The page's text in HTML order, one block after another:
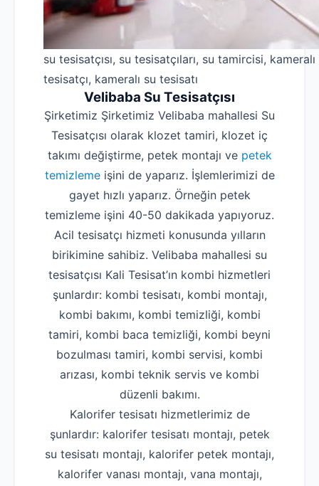
su tesisatçısı, su tesisatçıları, su tamircisi,
tesisatçı, kameralı su tesisatı
Velibaba Su Tesisatçısı
Şirketimiz Şirketimiz Velibaba mahallesi Su
Tesisatçısı olarak klozet tamiri, klozet iç
takımı değiştirme, petek montajı ve petek
temizlemeişini de yaparız. İşlemlerimizi de
gayet hızlı yaparız. Örneğin petek
temizleme işini 40-50 dakikada yapıyoruz.
Acil tesisatçı hizmeti konusunda yılların
birikimine sahibiz. Velibaba mahallesi su
tesisatçısı Kali Tesisat’ın kombi hizmetleri
şunlardır: kombi tesisatı, kombi montajı,
kombi bakımı, kombi temizliği, kombi
tamiri, kombi baca temizliği, kombi beyni
bozulması tamiri, kombi servisi, kombi
arızası, kombi teknik servis ve kombi
düzenli bakımı.
Kalorifer tesisatı hizmetlerimiz de
şunlardır: kalorifer tesisatı montajı, petek
su tesisatı montajı, kalorifer petek montajı,
kalorifer vanası montajı, vana montajı,